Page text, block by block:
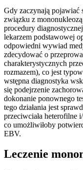
Gdy zaczynają pojawiać
związku z
procedury
lekarzem podstawowej
odpowiedni wywiad
zdecydować o
charakterystycznych
rozmazem), co jest
wstępna diagnostyka
się podejrzenie
dokonanie ponownego
tego działania jest
przeciwciała heterofilne
co umożliwiłoby
EBV.
Leczenie